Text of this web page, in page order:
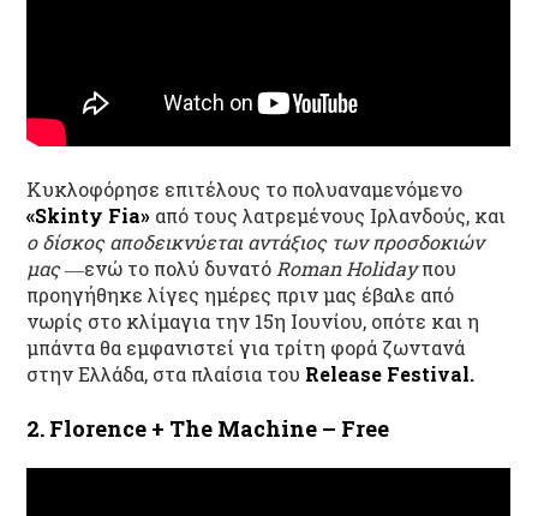
Κυκλοφόρησε επιτέλους το πολυαναμενόμενο
«Skinty Fia» από τους λατρεμένους Ιρλανδούς, και
ο δίσκος αποδεικνύεται αντάξιος των προσδοκιών
μας―ενώ το πολύ δυνατό Roman Holidayπου
προηγήθηκε λίγες ημέρες πριν μας έβαλε από
νωρίς στο κλίμαγια την 15η Ιουνίου, οπότε και η
μπάντα θα εμφανιστεί για τρίτη φορά ζωντανά
στην Ελλάδα, στα πλαίσια του Release Festival.
2. Florence + The Machine – Free